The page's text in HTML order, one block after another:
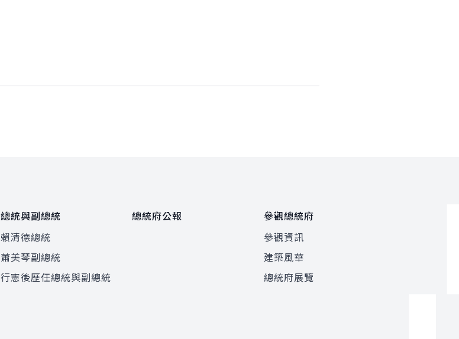
總統與副總統
賴清德總統
蕭美琴副總統
行憲後歷任總統與副總統
總統府公報
參觀總統府
參觀資訊
建築風華
總統府展覽